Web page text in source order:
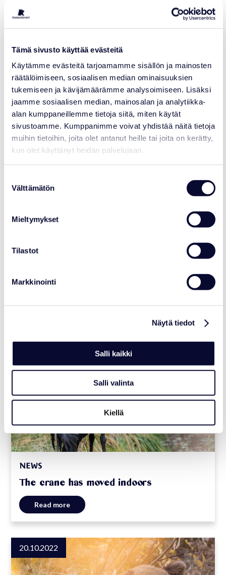
Tämä sivusto käyttää evästeitä
Käytämme evästeitä tarjoamamme sisällön ja mainosten
räätälöimiseen, sosiaalisen median ominaisuuksien
tukemiseen ja kävijämäärämme analysoimiseen. Lisäksi
jaamme sosiaalisen median, mainosalan ja analytiikka-
alan kumppaneillemme tietoja siitä, miten käytät
sivustoamme. Kumppanimme voivat yhdistää näitä tietoja
muihin tietoihin, joita olet antanut heille tai joita on kerätty,
kun olet käyttänyt heidän palvelujaan.
valinta
Välttämätön
Mieltymykset
Tilastot
Markkinointi
Näytä tiedot
Salli kaikki
Salli valinta
Kiellä
NEWS
Read more
08.12.2022
Read more
NEWS
The crane has moved indoors
Read more
20.10.2022